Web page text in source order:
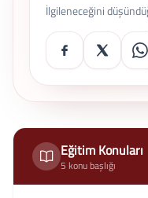
İlgileneceğini
Eğitim Konuları
5 konu başlığı